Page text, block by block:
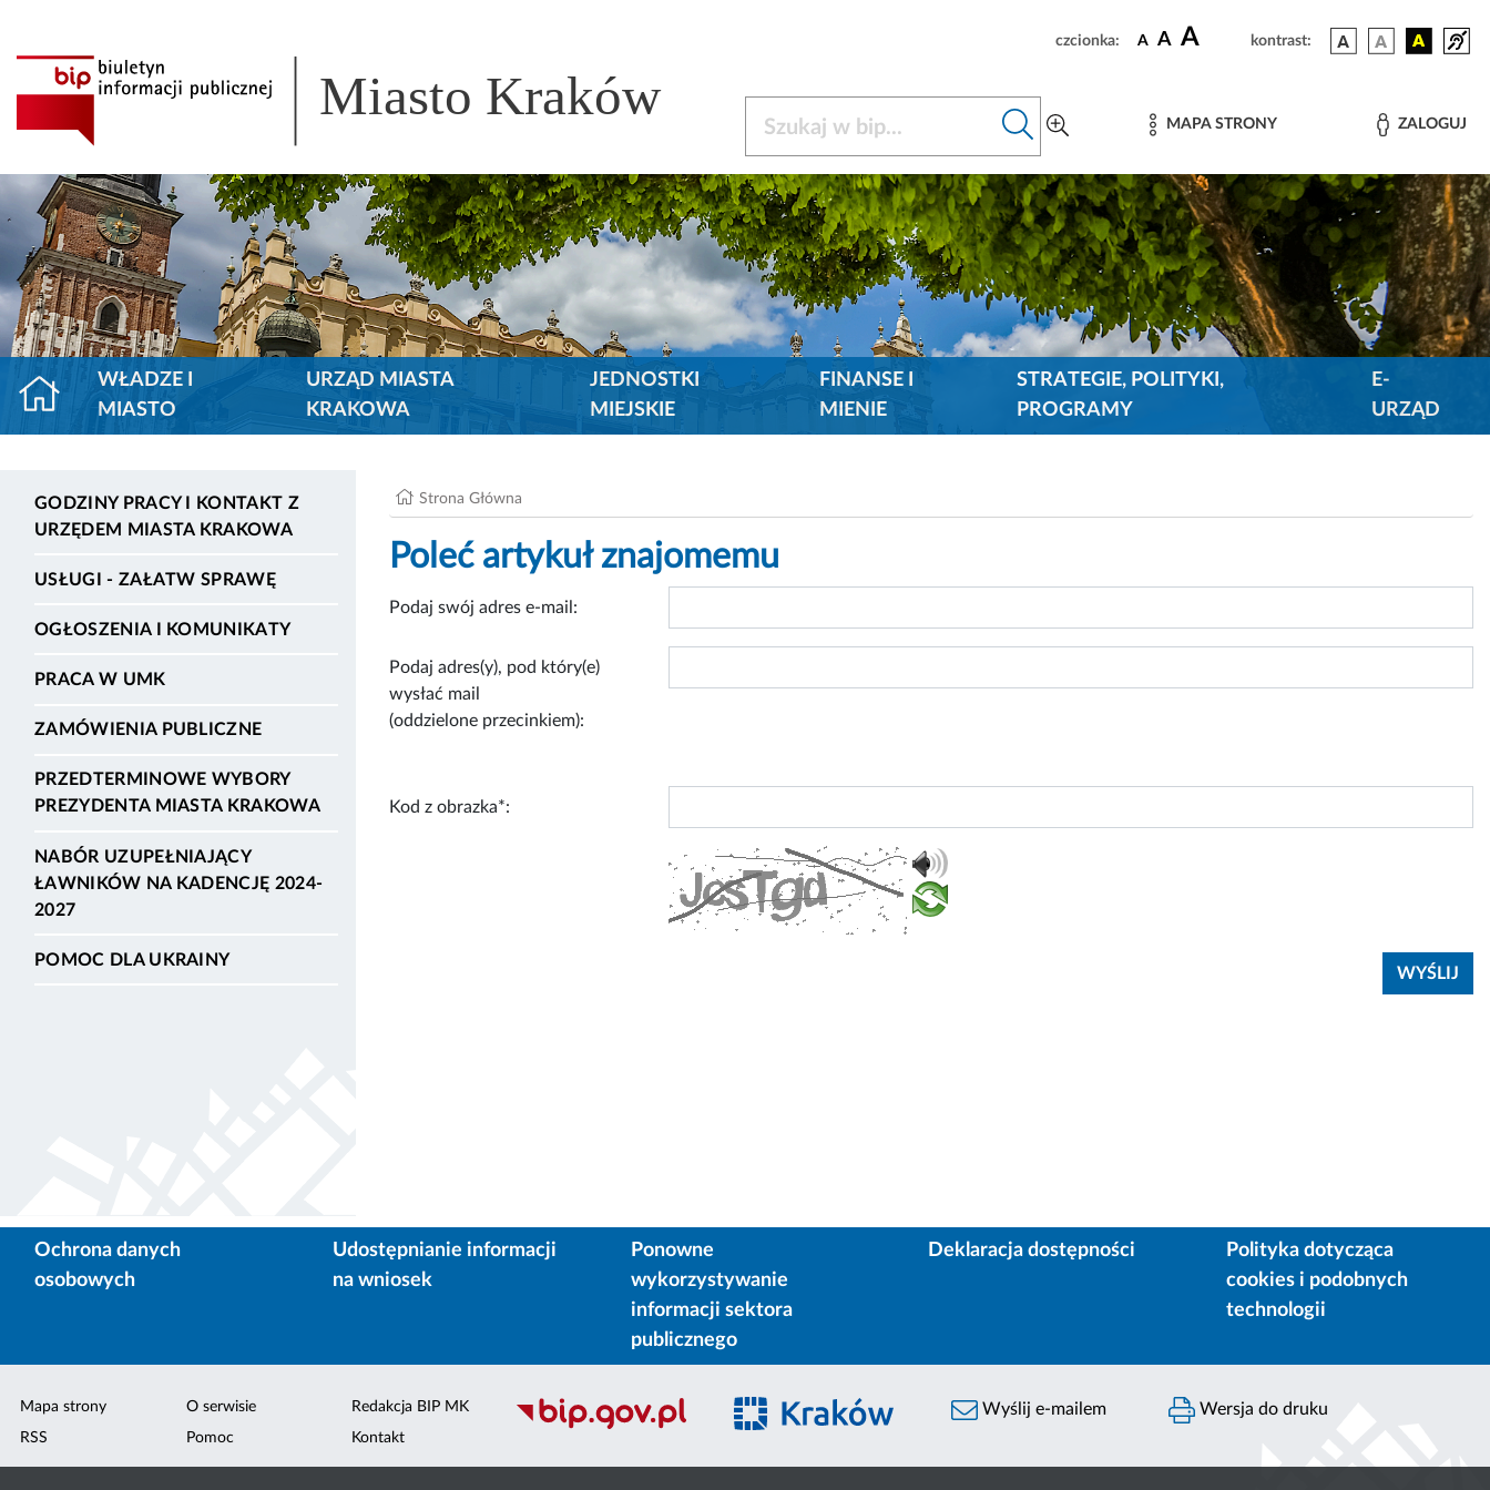
czcionka: A A A kontrast:
Miasto Kraków MAPA STRONY ZALOGUJ
WŁADZE I
MIASTO
URZĄD MIASTA
KRAKOWA
JEDNOSTKI
MIEJSKIE
FINANSE I
MIENIE
STRATEGIE, POLITYKI,
PROGRAMY
E-
URZĄD
GODZINY PRACY I KONTAKT Z
URZĘDEM MIASTA KRAKOWA
USŁUGI - ZAŁATW SPRAWĘ
OGŁOSZENIA I KOMUNIKATY
PRACA W UMK
ZAMÓWIENIA PUBLICZNE
PRZEDTERMINOWE WYBORY
PREZYDENTA MIASTA KRAKOWA
NABÓR UZUPEŁNIAJĄCY
ŁAWNIKÓW NA KADENCJĘ 2024-
2027
POMOC DLA UKRAINY
Strona Główna
Poleć artykuł znajomemu
Podaj swój adres e-mail:
Podaj adres(y), pod który(e)
wysłać mail
(oddzielone przecinkiem):
Kod z obrazka*:
Ochrona danych
osobowych
Udostępnianie informacji
na wniosek
Ponowne
wykorzystywanie
informacji sektora
publicznego
Deklaracja dostępności
Polityka dotycząca
cookies i podobnych
technologii
Mapa strony
RSS
O serwisie
Pomoc
Redakcja BIP MK
Kontakt
Wyślij e-mailem Wersja do druku